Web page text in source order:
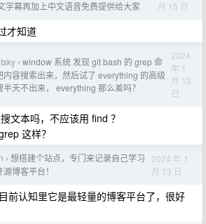
字幕再加上中文语音免费提供给大家
月 15 日
才知道
› window 系统 发现 git bash 的 grep 命
容搜索出来，然后试了 everything 的高级
天不出来， everything 那么差吗？
2024
年 1
月 13
日
文本吗，不应该用 find ？
这样？
› 想搭建个站点，专门来记录自己学习
博客平台！
2024 年 1
月 13 日
前认知里它是最轻量的博客平台了，很好